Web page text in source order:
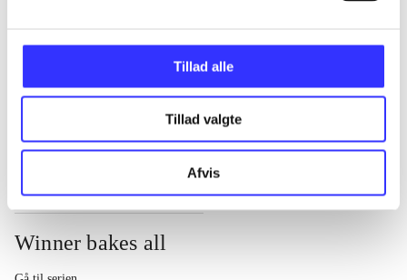
Tillad alle
Tillad valgte
Afvis
...
Winner bakes all